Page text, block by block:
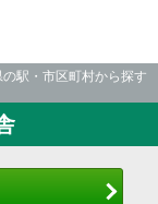
の駅・市区町村から探す